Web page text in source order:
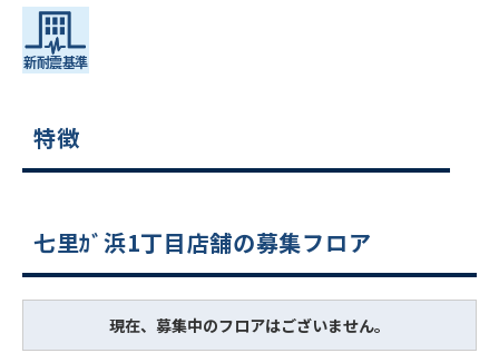
特徴
七里ｶﾞ浜1丁目店舗の募集フロア
現在、募集中のフロアはございません。